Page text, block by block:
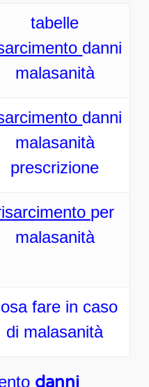
tabelle
danni
malasanità
danni
malasanità
prescrizione
per
malasanità
fare in caso
di malasanità
danni